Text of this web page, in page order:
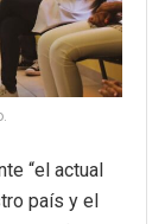
“el actual
país y el